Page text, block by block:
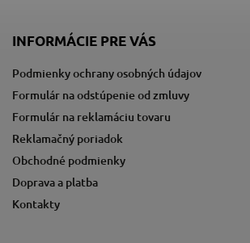
INFORMÁCIE PRE VÁS
Podmienky ochrany osobných údajov
Formulár na odstúpenie od zmluvy
Formulár na reklamáciu tovaru
Reklamačný poriadok
Obchodné podmienky
Doprava a platba
Kontakty